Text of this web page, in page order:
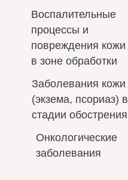
Воспалительные
процессы и
повреждения кожи
в зоне обработки
Заболевания кожи
(экзема, псориаз) в
стадии обострения
Онкологические
заболевания